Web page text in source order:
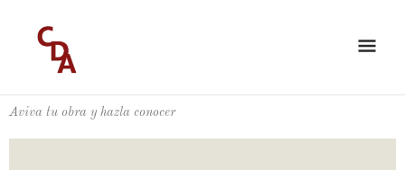
contenido
Aviva tu obra y hazla conocer